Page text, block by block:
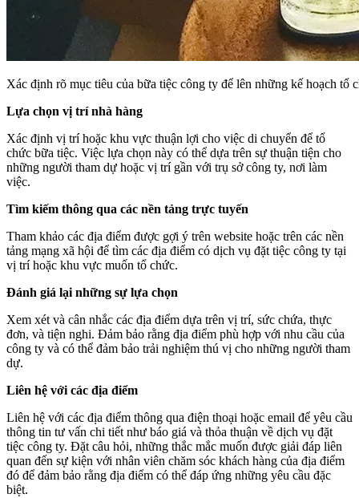
Xác định rõ mục tiêu của bữa tiệc công ty để lên những kế hoạch tổ
Lựa chọn vị trí nhà hàng
Xác định vị trí hoặc khu vực thuận lợi cho việc di chuyển để tổ
chức bữa tiệc. Việc lựa chọn này có thể dựa trên sự thuận tiện cho
những người tham dự hoặc vị trí gần với trụ sở công ty, nơi làm
việc.
Tìm kiếm thông qua các nền tảng trực tuyến
Tham khảo các địa điểm được gợi ý trên website hoặc trên các nền
tảng mạng xã hội để tìm các địa điểm có dịch vụ đặt tiệc công ty tại
vị trí hoặc khu vực muốn tổ chức.
Đánh giá lại những sự lựa chọn
Xem xét và cân nhắc các địa điểm dựa trên vị trí, sức chứa, thực
đơn, và tiện nghi. Đảm bảo rằng địa điểm phù hợp với nhu cầu của
công ty và có thể đảm bảo trải nghiệm thú vị cho những người tham
dự.
Liên hệ với các địa điểm
Liên hệ với các địa điểm thông qua điện thoại hoặc email để yêu cầu
thông tin tư vấn chi tiết như báo giá và thỏa thuận về dịch vụ đặt
tiệc công ty. Đặt câu hỏi, những thắc mắc muốn được giải đáp liên
quan đến sự kiện với nhân viên chăm sóc khách hàng của địa điểm
đó để đảm bảo rằng địa điểm có thể đáp ứng những yêu cầu đặc
biệt.